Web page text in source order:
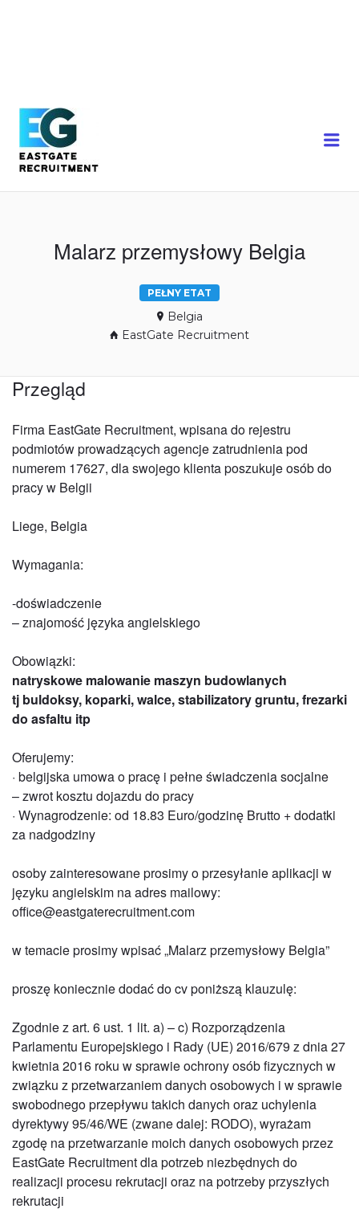
Malarz przemysłowy Belgia
PEŁNY ETAT
Belgia
EastGate Recruitment
Przegląd
Firma EastGate Recruitment, wpisana do rejestru
podmiotów prowadzących agencje zatrudnienia pod
numerem 17627, dla swojego klienta poszukuje osób do
pracy w Belgii
Liege, Belgia
Wymagania:
-doświadczenie
– znajomość języka angielskiego
Obowiązki:
natryskowe malowanie maszyn budowlanych
tj buldoksy, koparki, walce, stabilizatory gruntu, frezarki
do asfaltu itp
Oferujemy:
· belgijska umowa o pracę i pełne świadczenia socjalne
– zwrot kosztu dojazdu do pracy
· Wynagrodzenie: od 18.83 Euro/godzinę Brutto + dodatki
za nadgodziny
osoby zainteresowane prosimy o przesyłanie aplikacji w
języku angielskim na adres mailowy:
office@eastgaterecruitment.com
w temacie prosimy wpisać „Malarz przemysłowy Belgia”
proszę koniecznie dodać do cv poniższą klauzulę:
Zgodnie z art. 6 ust. 1 lit. a) – c) Rozporządzenia
Parlamentu Europejskiego i Rady (UE) 2016/679 z dnia 27
kwietnia 2016 roku w sprawie ochrony osób fizycznych w
związku z przetwarzaniem danych osobowych i w sprawie
swobodnego przepływu takich danych oraz uchylenia
dyrektywy 95/46/WE (zwane dalej: RODO), wyrażam
zgodę na przetwarzanie moich danych osobowych przez
EastGate Recruitment dla potrzeb niezbędnych do
realizacji procesu rekrutacji oraz na potrzeby przyszłych
rekrutacji